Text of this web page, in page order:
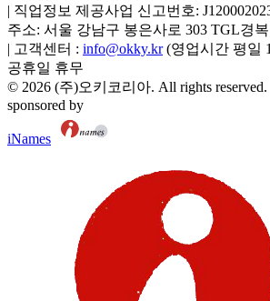
| 직업정보 제공사업 신고번호:
주소: 서울 강남구 봉은사로 303 TGL경
| 고객센터 : info@okky.kr (영업시간 평일
공휴일 휴무
© 2026 (주)오키코리아. All rights reserved.
sponsored by
iNames